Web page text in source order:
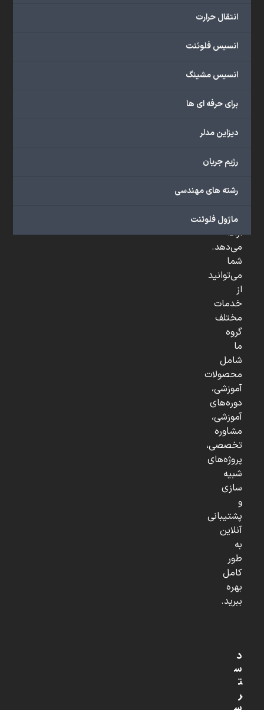
انتقال حرارت
انسیس فلوئنت
انسیس مشینگ
برای حرفه ای ها
دیزاین مدلر
رژیم جریان
رشته های مهندسی
ماژول فلوئنت
(CFD)
هستند.
ما
گسترده‌ای
با
دانشگاهی،
صنعتی
...
ارائه
می‌دهد.
شما
می‌توانید
از
خدمات
مختلف
گروه
ما
شامل
محصولات
آموزشی،
دوره‌های
آموزشی،
مشاوره
تخصصی،
پروژه‌های
شبیه
سازی
و
پشتیبانی
آنلاین
به
طور
کامل
بهره
ببرید.
د
س
ت
ر